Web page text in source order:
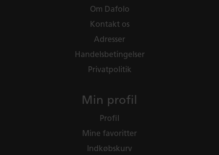
Om Dafolo
Kontakt os
Adresser
Handelsbetingelser
Privatpolitik
Min profil
Profil
Mine favoritter
Indkøbskurv